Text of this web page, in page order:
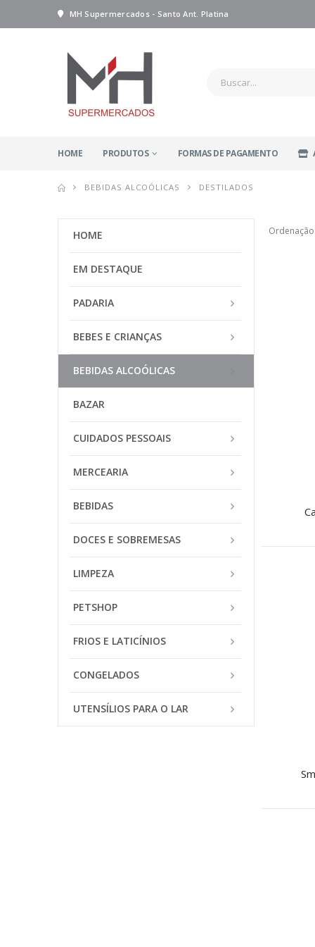
MH Supermercados - Santo Ant. Platina
HOME PRODUTOS FORMAS DE PAGAMENTO
BEBIDAS ALCOÓLICAS DESTILADOS
Ordenação
HOME
EM DESTAQUE
PADARIA
BEBES E CRIANÇAS
BEBIDAS ALCOÓLICAS
BAZAR
CUIDADOS PESSOAIS
MERCEARIA
BEBIDAS
DOCES E SOBREMESAS
LIMPEZA
PETSHOP
FRIOS E LATICÍNIOS
CONGELADOS
UTENSÍLIOS PARA O LAR